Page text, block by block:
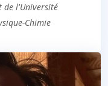
de l'Université
Chimie